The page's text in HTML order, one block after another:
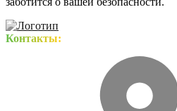
Контакты: